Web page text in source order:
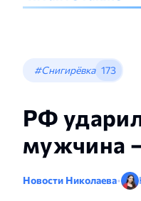
#Снигирёвка 173
РФ
мужчина
Новости Николаева•